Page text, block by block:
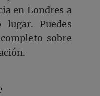
en Londres a
lugar. Puedes
sobre